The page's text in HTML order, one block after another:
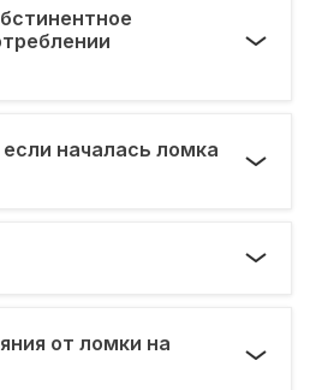
началась ломка
от ломки на